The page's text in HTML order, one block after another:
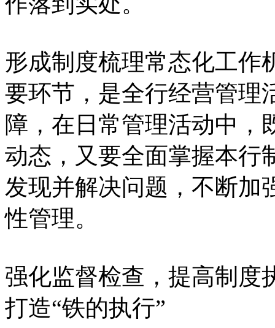
形成制度梳理常态化工作
要环节，是全行经营管理
障，在日常管理活动中，
动态，又要全面掌握本行
发现并解决问题，不断加
性管理。
强化监督检查，提高制度
打造“铁的执行”